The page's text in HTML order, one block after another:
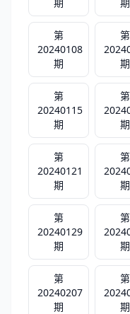
第
20240108
期
第
期
第
20240115
期
第
期
第
20240121
期
第
期
第
20240129
期
第
期
第
20240207
期
第
期